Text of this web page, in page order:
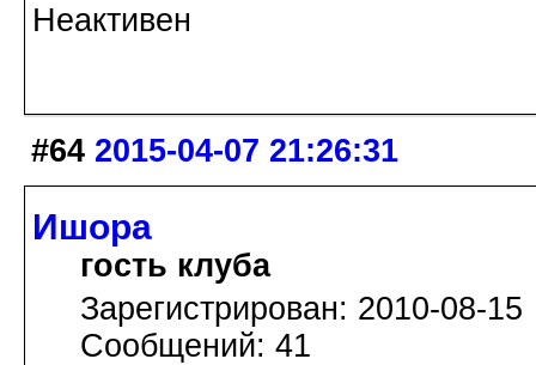
Неактивен
#64 2015-04-07 21:26:31
Ишора
гость клуба
Зарегистрирован: 2010-08-15
Сообщений: 41